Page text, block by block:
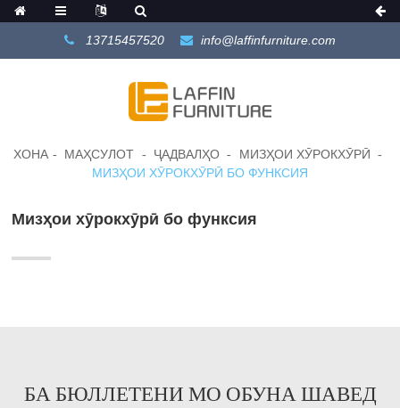
13715457520 info@laffinfurniture.com
ХОНА МАҲСУЛОТ ҶАДВАЛҲО
МИЗҲОИ ХӮРОКХӮРӢ
МИЗҲОИ ХӮРОКХӮРӢ БО ФУНКСИЯ
Мизҳои хӯрокхӯрӣ бо функсия
БА БЮЛЛЕТЕНИ МО ОБУНА ШАВЕД